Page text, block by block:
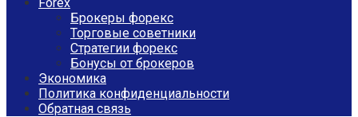
Брокеры форекс
Торговые советники
Стратегии форекс
Бонусы от брокеров
Экономика
Политика конфиденциальности
Обратная связь